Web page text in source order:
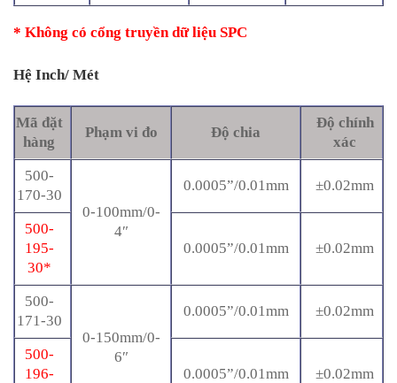
* Không có cổng truyền dữ liệu SPC
Hệ Inch/ Mét
Mã đặt
hàng
Phạm vi đo Độ chia
Độ chính
xác
500-
170-30
0-100mm/0-
4″
0.0005”/0.01mm ±0.02mm
500-
195-
30*
0.0005”/0.01mm ±0.02mm
500-
171-30
0-150mm/0-
6″
0.0005”/0.01mm ±0.02mm
500-
196-
0.0005”/0.01mm ±0.02mm